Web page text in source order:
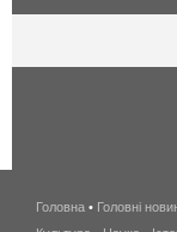
Головна • Головні